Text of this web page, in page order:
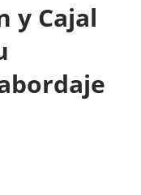
y Cajal